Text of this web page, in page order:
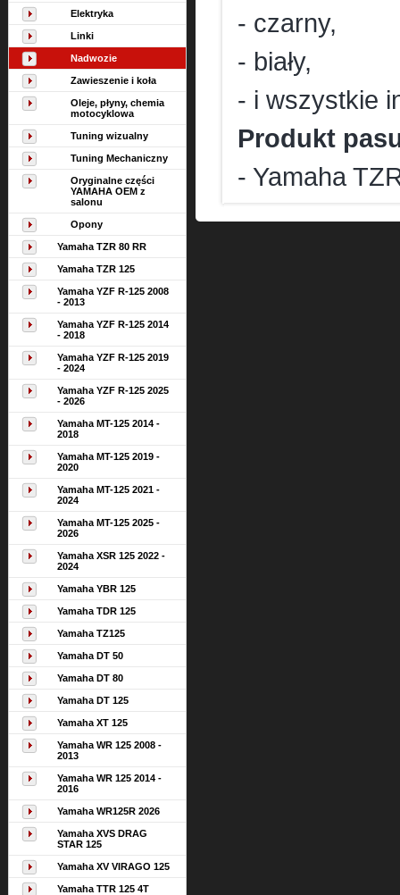
Elektryka
Linki
Nadwozie
Zawieszenie i koła
Oleje, płyny, chemia
motocyklowa
Tuning wizualny
Tuning Mechaniczny
Oryginalne części
YAMAHA OEM z
salonu
Opony
Yamaha TZR 80 RR
Yamaha TZR 125
Yamaha YZF R-125 2008
- 2013
Yamaha YZF R-125 2014
- 2018
Yamaha YZF R-125 2019
- 2024
Yamaha YZF R-125 2025
- 2026
Yamaha MT-125 2014 -
2018
Yamaha MT-125 2019 -
2020
Yamaha MT-125 2021 -
2024
Yamaha MT-125 2025 -
2026
Yamaha XSR 125 2022 -
2024
Yamaha YBR 125
Yamaha TDR 125
Yamaha TZ125
Yamaha DT 50
Yamaha DT 80
Yamaha DT 125
Yamaha XT 125
Yamaha WR 125 2008 -
2013
Yamaha WR 125 2014 -
2016
Yamaha WR125R 2026
Yamaha XVS DRAG
STAR 125
Yamaha XV VIRAGO 125
Yamaha TTR 125 4T
- czarny,
- biały,
- i wszystkie
Produkt
- Yamaha